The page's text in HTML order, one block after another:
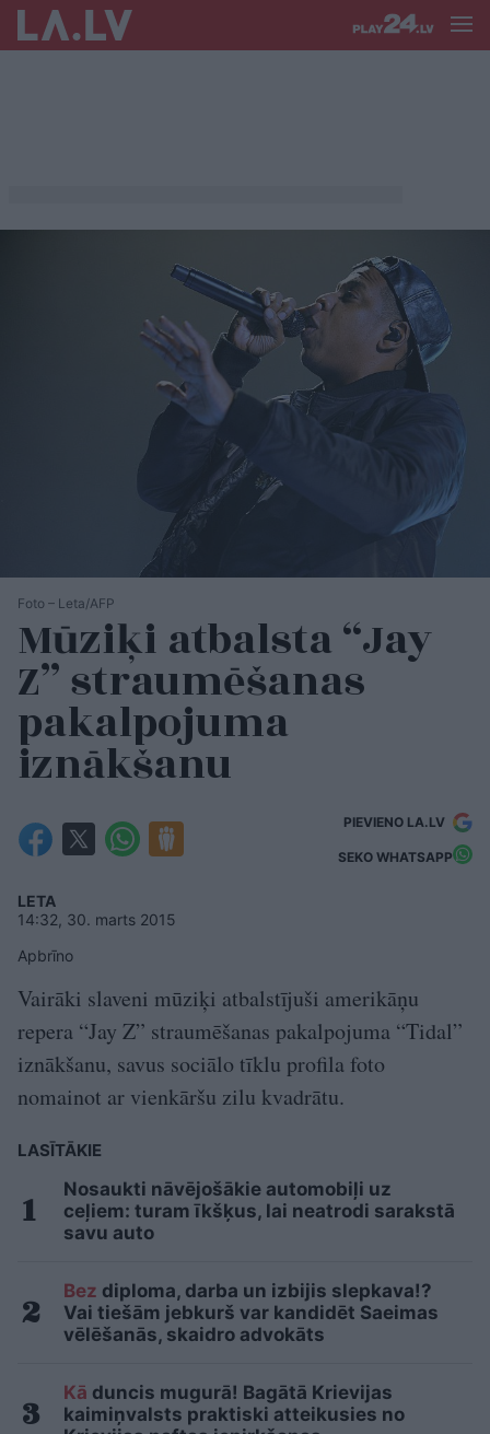
Foto – Leta/AFP
Mūziķi atbalsta “Jay
Z” straumēšanas
pakalpojuma
iznākšanu
PIEVIENO LA.LV
SEKO WHATSAPP
LETA
14:32, 30. marts 2015
Apbrīno
Vairāki slaveni mūziķi atbalstījuši amerikāņu
repera “Jay Z” straumēšanas pakalpojuma “Tidal”
iznākšanu, savus sociālo tīklu profila foto
nomainot ar vienkāršu zilu kvadrātu.
LASĪTĀKIE
Nosaukti nāvējošākie automobiļi uz
ceļiem: turam īkšķus, lai neatrodi sarakstā
savu auto
Bez diploma, darba un izbijis slepkava!?
Vai tiešām jebkurš var kandidēt Saeimas
vēlēšanās, skaidro advokāts
Kā duncis mugurā! Bagātā Krievijas
kaimiņvalsts praktiski atteikusies no